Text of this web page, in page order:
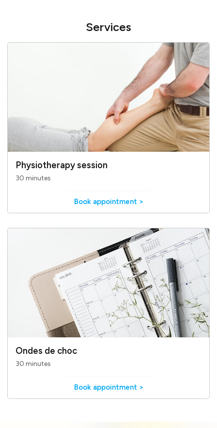
Services
Physiotherapy session
30 minutes
Book appointment >
Ondes de choc
30 minutes
Book appointment >